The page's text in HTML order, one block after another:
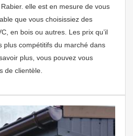
elle est en mesure de vous
que vous choisissiez des
en bois ou autres. Les prix qu’il
plus compétitifs du marché dans
plus, vous pouvez vous
de clientèle.